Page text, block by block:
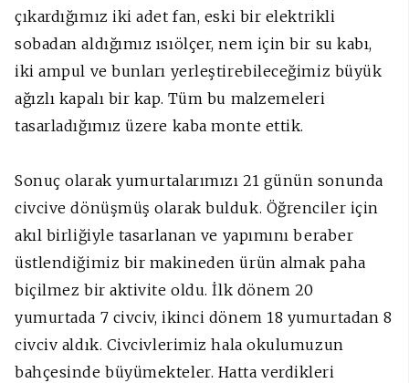
çıkardığımız iki adet fan, eski bir elektrikli
sobadan aldığımız ısıölçer, nem için bir su kabı,
iki ampul ve bunları yerleştirebileceğimiz büyük
ağızlı kapalı bir kap. Tüm bu malzemeleri
tasarladığımız üzere kaba monte ettik.
Sonuç olarak yumurtalarımızı 21 günün sonunda
civcive dönüşmüş olarak bulduk. Öğrenciler için
akıl birliğiyle tasarlanan ve yapımını beraber
üstlendiğimiz bir makineden ürün almak paha
biçilmez bir aktivite oldu. İlk dönem 20
yumurtada 7 civciv, ikinci dönem 18 yumurtadan 8
civciv aldık. Civcivlerimiz hala okulumuzun
bahçesinde büyümekteler. Hatta verdikleri